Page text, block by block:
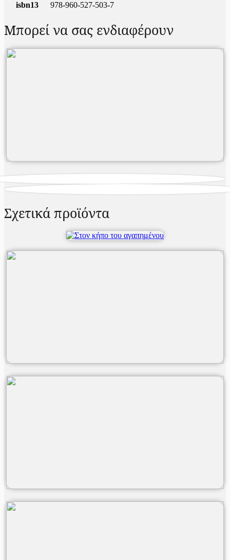
isbn13
978-960-527-503-7
Μπορεί να σας ενδιαφέρουν
Σχετικά προϊόντα